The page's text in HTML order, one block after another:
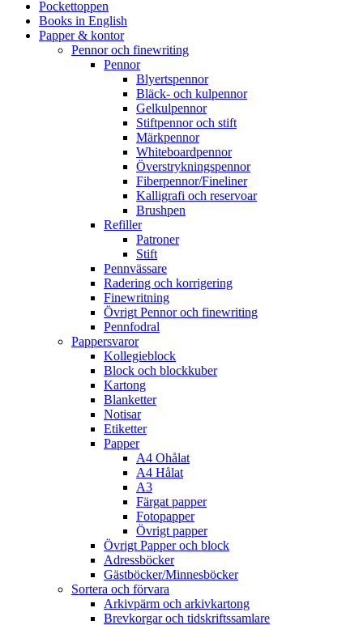
Pockettoppen
Books in English
Papper & kontor
Pennor och finewriting
Pennor
Blyertspennor
Bläck- och kulpennor
Gelkulpennor
Stiftpennor och stift
Märkpennor
Whiteboardpennor
Överstrykningspennor
Fiberpennor/Fineliner
Kalligrafi och reservoar
Brushpen
Refiller
Patroner
Stift
Pennvässare
Radering och korrigering
Finewritning
Övrigt Pennor och finewriting
Pennfodral
Pappersvaror
Kollegieblock
Block och blockkuber
Kartong
Blanketter
Notisar
Etiketter
Papper
A4 Ohålat
A4 Hålat
A3
Färgat papper
Fotopapper
Övrigt papper
Övrigt Papper och block
Adressböcker
Gästböcker/Minnesböcker
Sortera och förvara
Arkivpärm och arkivkartong
Brevkorgar och tidskriftssamlare